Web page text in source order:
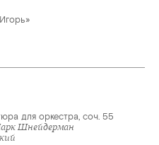
для оркестра, соч. 55
Шнейдерман